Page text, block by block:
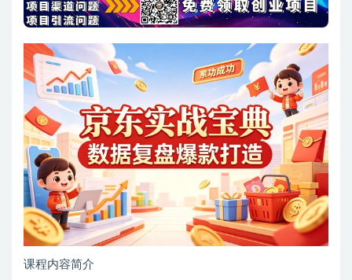
课程内容简介